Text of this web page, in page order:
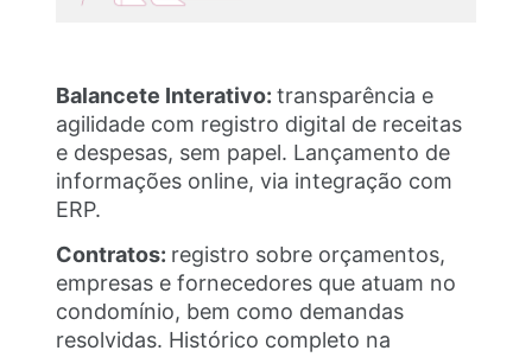
Balancete Interativo:transparência e
agilidade com registro digital de receitas
e despesas, sem papel. Lançamento de
informações online, via integração com
ERP.
Contratos: registro sobre orçamentos,
empresas e fornecedores que atuam no
condomínio, bem como demandas
resolvidas. Histórico completo na